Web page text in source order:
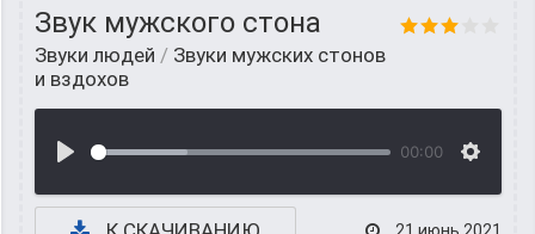
Звук мужского стона
Звуки людей / Звуки мужских стонов
и вздохов
00:00